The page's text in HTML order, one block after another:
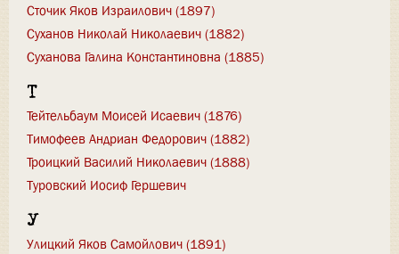
Сточик Яков Израилович (1897)
Суханов Николай Николаевич (1882)
Суханова Галина Константиновна (1885)
Т
Тейтельбаум Моисей Исаевич (1876)
Тимофеев Андриан Федорович (1882)
Троицкий Василий Николаевич (1888)
Туровский Иосиф Гершевич
У
Улицкий Яков Самойлович (1891)